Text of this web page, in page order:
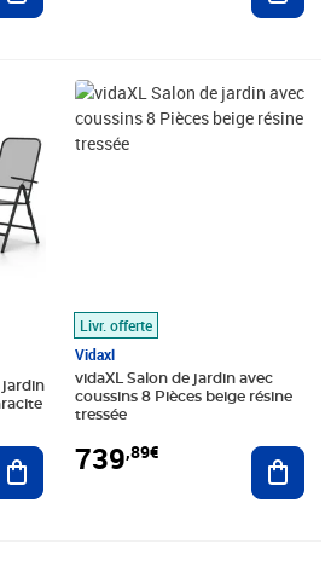
jardin
Ajouter au panier
Livr. offerte
Vidaxl
vidaXL Salon de jardin avec
coussins 8 Pièces beige résine
tressée
739,89€
Prix 739,89€